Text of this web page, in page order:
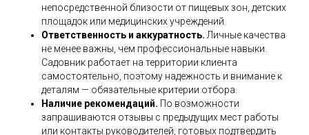
непосредственной близости от пищевых зон, детских
площадок или медицинских учреждений.
Ответственность и аккуратность. Личные качества
не менее важны, чем профессиональные навыки.
Садовник работает на территории клиента
самостоятельно, поэтому надежность и внимание к
деталям — обязательные критерии отбора.
Наличие рекомендаций. По возможности
запрашиваются отзывы с предыдущих мест работы
или контакты руководителей, готовых подтвердить